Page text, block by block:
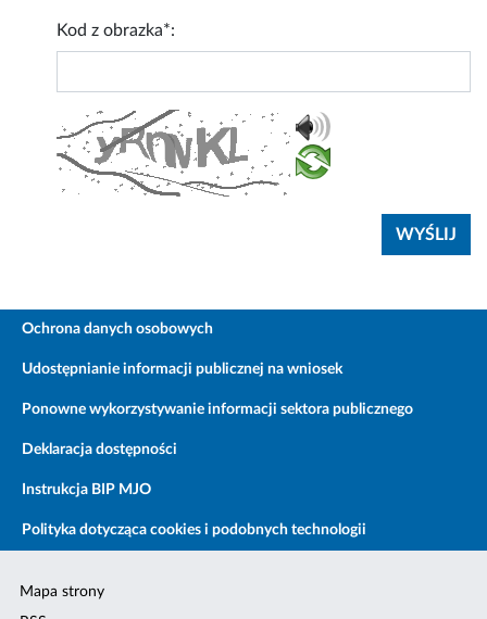
Kod z obrazka*:
Ochrona danych osobowych
Udostępnianie informacji publicznej na wniosek
Ponowne wykorzystywanie informacji sektora publicznego
Deklaracja dostępności
Instrukcja BIP MJO
Polityka dotycząca cookies i podobnych technologii
Mapa strony